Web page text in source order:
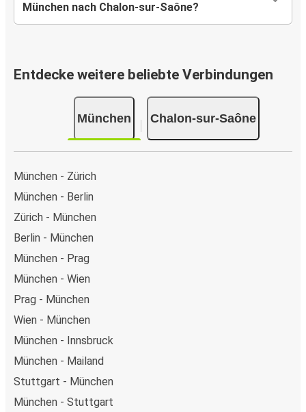
München nach Chalon-sur-Saône?
Entdecke weitere beliebte Verbindungen
München Chalon-sur-Saône
München - Zürich
München - Berlin
Zürich - München
Berlin - München
München - Prag
München - Wien
Prag - München
Wien - München
München - Innsbruck
München - Mailand
Stuttgart - München
München - Stuttgart